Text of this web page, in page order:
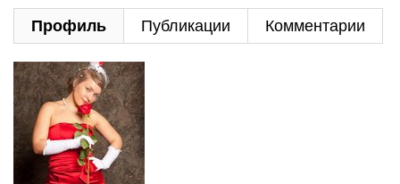
Профиль Публикации Комментарии